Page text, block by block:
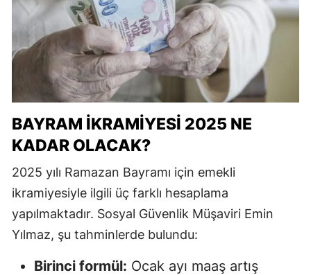
BAYRAM İKRAMIYESI 2025 NE
KADAR OLACAK?
2025 yılı Ramazan Bayramı için emekli
ikramiyesiyle ilgili üç farklı hesaplama
yapılmaktadır. Sosyal Güvenlik Müşaviri Emin
Yılmaz, şu tahminlerde bulundu:
Birinci formül: Ocak ayı maaş artış